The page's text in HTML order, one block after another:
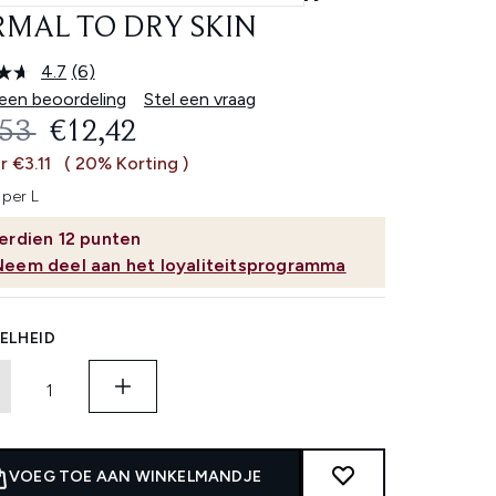
TO DRY SKIN
4.7 Lees
6
beoordelingen.
Dezelfde
paginalink.
(6)
beoordeling
Stel een vraag
12 punten
deel aan het loyaliteitsprogramma
RETAIL PRICE:
HUIDIGE PRIJS:
€12,42
€3.11 ( 20% Korting )
L
VOEG TOE AAN WINKELMANDJE